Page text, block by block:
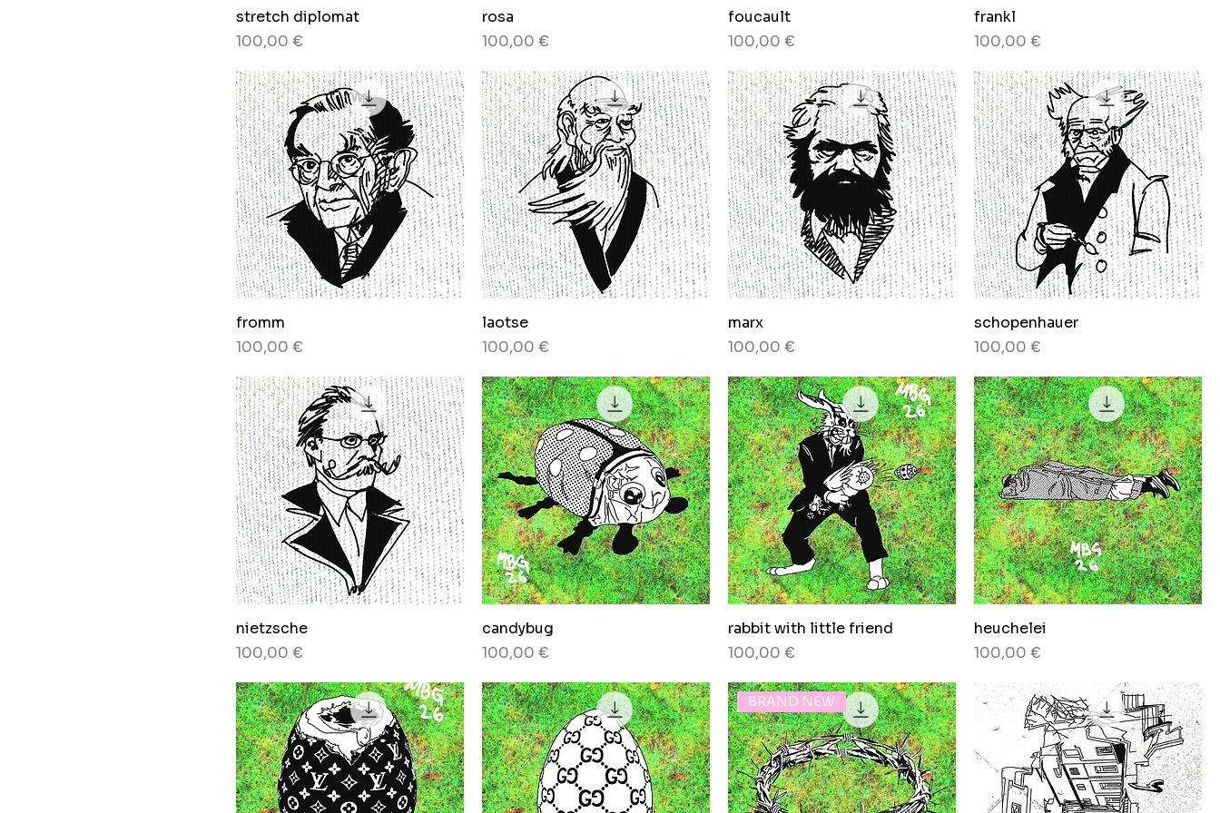
stretch diplomat
Preis
100,00 €
rosa
Preis
100,00 €
foucault
Preis
100,00 €
frankl
Preis
100,00 €
fromm
Preis
100,00 €
laotse
Preis
100,00 €
marx
Preis
100,00 €
schopenhauer
Preis
100,00 €
nietzsche
Preis
100,00 €
candybug
Preis
100,00 €
rabbit with little friend
Preis
100,00 €
heuchelei
Preis
100,00 €
BRAND NEW